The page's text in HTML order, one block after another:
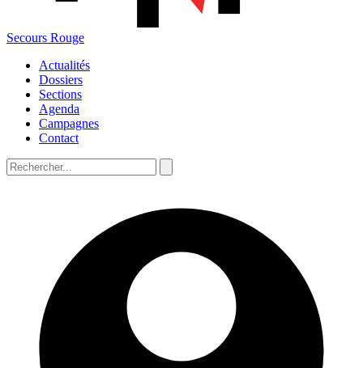
Secours Rouge
Actualités
Dossiers
Sections
Agenda
Campagnes
Contact